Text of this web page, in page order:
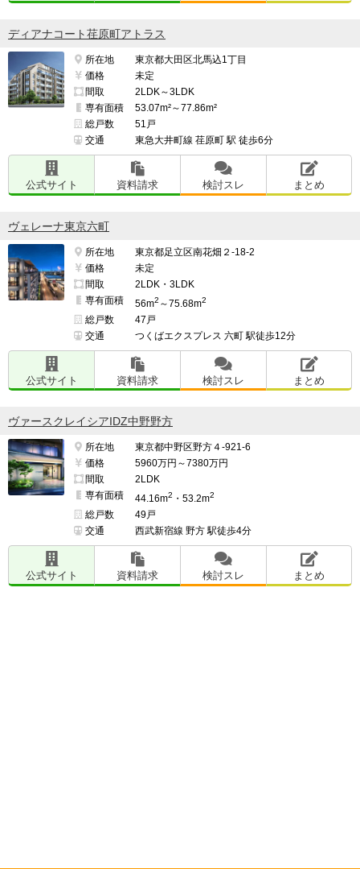
ディアナコート荏原町アトラス
所在地
東京都大田区北馬込1丁目
価格
未定
間取
2LDK～3LDK
専有面積
53.07m²～77.86m²
総戸数
51戸
交通
東急大井町線 荏原町 駅 徒歩6分
公式サイト 資料請求 検討スレ まとめ
ヴェレーナ東京六町
所在地
東京都足立区南花畑２-18-2
価格
未定
間取
2LDK・3LDK
専有面積
56m2 ～75.68m2
総戸数
47戸
交通
つくばエクスプレス 六町 駅徒歩12分
公式サイト 資料請求 検討スレ まとめ
ヴァースクレイシアIDZ中野野方
所在地
東京都中野区野方４-921-6
価格
5960万円～7380万円
間取
2LDK
専有面積
44.16m2 ・53.2m2
総戸数
49戸
交通
西武新宿線 野方 駅徒歩4分
公式サイト 資料請求 検討スレ まとめ